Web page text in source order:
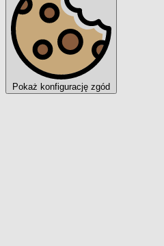
Pokaż konfigurację zgód